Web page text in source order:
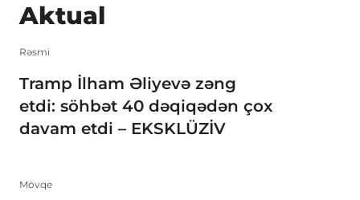
Aktual
Rəsmi
Tramp İlham Əliyevə zəng
etdi: söhbət 40 dəqiqədən çox
davam etdi – EKSKLÜZİV
Mövqe